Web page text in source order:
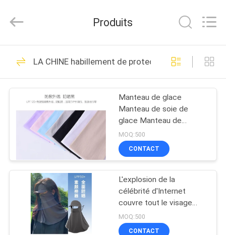
MAISON
PRODUITS
SUJET
NOUS
VISITE
D'USINE
Limited.
Developed
EVA Hard Cases
69
EVA Storage Case
49
Produits
LA CHINE habillement de protection du soleil
Manteau de glace
Manteau de soie de
glace Manteau de
protection solaire
Manteau extérieur épais
de couleur solide
pour hommes et
femmes SPORTS
MOQ:500
CONTACT
L'explosion de la
célébrité d'Internet
couvre tout le visage
pour empêcher la lumière
ultraviolette
MOQ:500
CONTACT